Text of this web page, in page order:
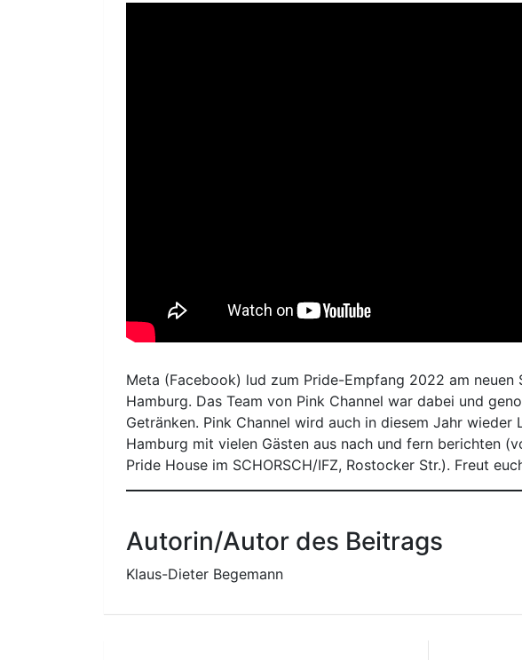
Meta (Facebook) lud zum Pride-Empfang 2022 am
Hamburg. Das Team von Pink Channel war dabei und
Getränken. Pink Channel wird auch in diesem Jahr wieder
Hamburg mit vielen Gästen aus nach und fern berichten
Pride House im SCHORSCH/IFZ, Rostocker Str.). Freut
Autorin/Autor des Beitrags
Klaus-Dieter Begemann